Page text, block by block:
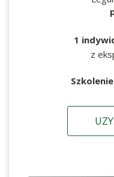
1
z